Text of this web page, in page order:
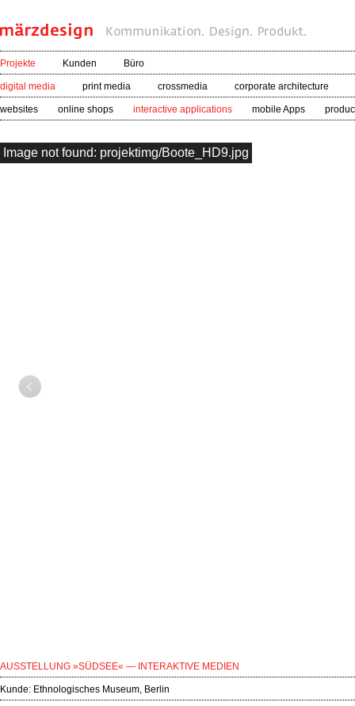
Projekte Kunden Büro
digital media print media crossmedia corporate architecture
websites online shops interactive applications mobile Apps
Image not found: projektimg/Boote_HD9.jpg
AUSSTELLUNG »SÜDSEE« — INTERAKTIVE MEDIEN
Kunde: Ethnologisches Museum, Berlin